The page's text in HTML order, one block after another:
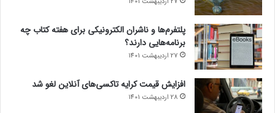
پلتفرم‌ها و ناشران الکترونیکی برای هفته کتاب چه
برنامه‌هایی دارند؟
27 اردیبهشت 1401
افزایش قیمت کرایه تاکسی‌های آنلاین لغو شد
28 اردیبهشت 1401